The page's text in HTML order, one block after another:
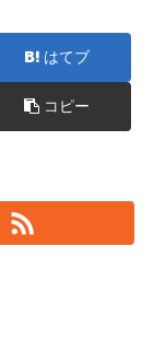
はてブ
コピー